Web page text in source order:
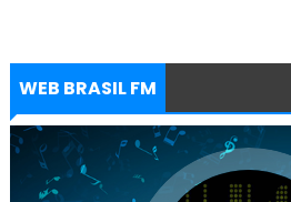
WEB BRASIL FM